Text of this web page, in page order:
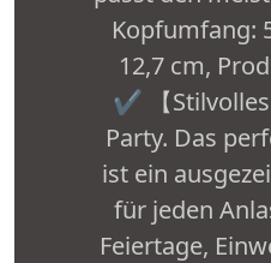
Kopfumfang:
12,7 cm,
✔️ 【Stilvolles
Party. Das
ist ein
für jeden
Feiertage,